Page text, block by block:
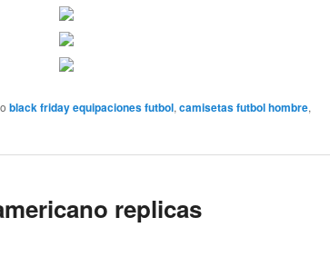
black friday equipaciones futbol, camisetas futbol hombre,
replicas